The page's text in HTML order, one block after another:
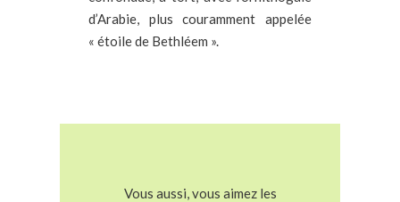
d’Arabie, plus couramment appelée
« étoile de Bethléem ».
Vous aussi, vous aimez les